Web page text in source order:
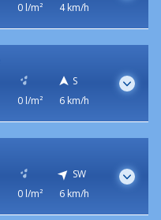
0 l/m²
4 km/h
0 l/m²
S
6 km/h
0 l/m²
SW
6 km/h